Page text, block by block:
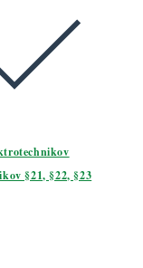
§21, §22, §23